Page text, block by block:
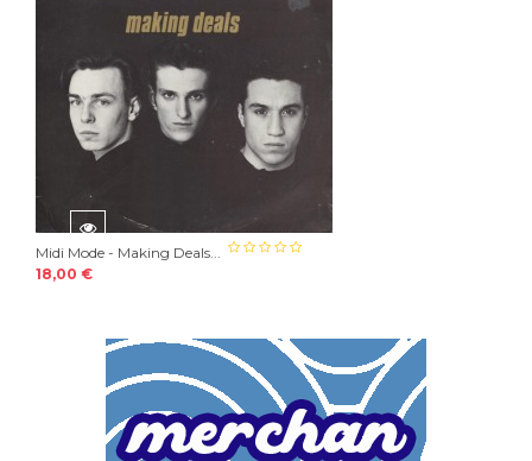
Midi Mode - Making Deals...
18,00 €